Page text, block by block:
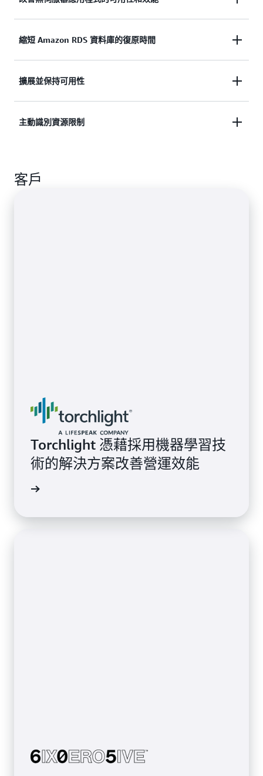
識別無伺服器應用程式操作問題的早期跡象，並在其
探索 Amazon DevOps Guru for Serverless
縮短 Amazon RDS 資料庫的復原時間
在 Amazon Relational Database Service (RDS) 中偵
探索 Amazon DevOps Guru for RDS
擴展並保持可用性
透過自動更新靜態規則和警示節省時間和精力，這樣
進一步了解監控應用程式
主動識別資源限制
容量收到提醒。
客戶
Torchlight 憑藉採用機器學習技
術的解決方案改善營運效能